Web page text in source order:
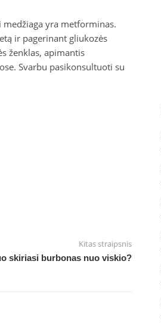
yra metforminas.
ir pagerinant gliukozės
ženklas, apimantis
Svarbu pasikonsultuoti su
Kitas straipsnis
skiriasi burbonas nuo viskio?